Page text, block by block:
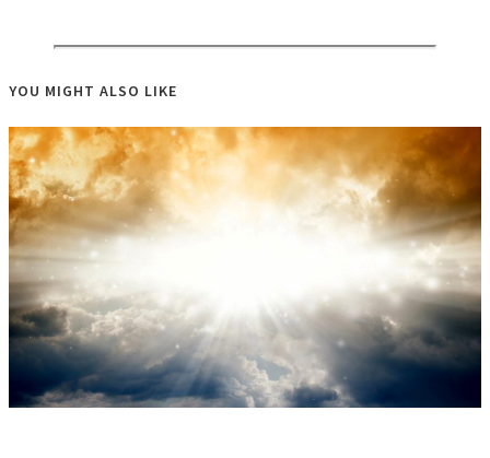
YOU MIGHT ALSO LIKE